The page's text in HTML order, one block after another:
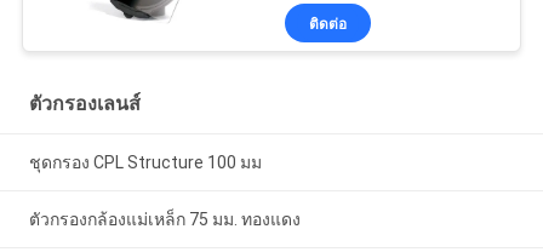
ติดต่อ
ตัวกรองเลนส์
ชุดกรอง CPL Structure 100 มม
ตัวกรองกล้องแม่เหล็ก 75 มม. ทองแดง